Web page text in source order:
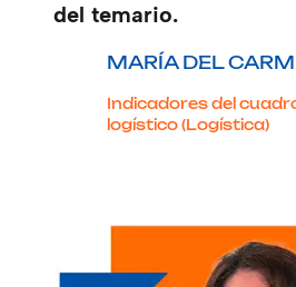
del temario.
MARÍA DEL
Indicadores del
logístico (Logística)